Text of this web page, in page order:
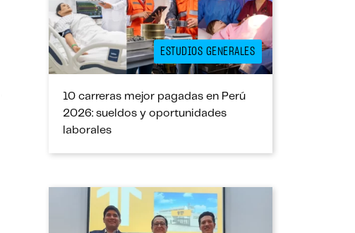
ESTUDIOS GENERALES
10 carreras mejor pagadas en Perú
2026: sueldos y oportunidades
laborales